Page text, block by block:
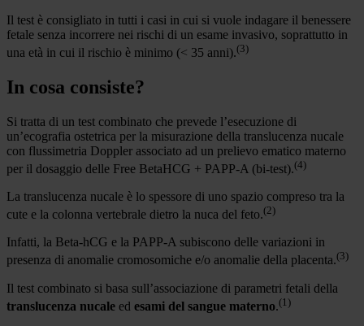
Il test è consigliato in tutti i casi in cui si vuole indagare il benessere
fetale senza incorrere nei rischi di un esame invasivo, soprattutto in
una età in cui il rischio è minimo (< 35 anni).(3)
In cosa consiste?
Si tratta di un test combinato che prevede l’esecuzione di
un’ecografia ostetrica per la misurazione della translucenza nucale
con flussimetria Doppler associato ad un prelievo ematico materno
per il dosaggio delle Free BetaHCG + PAPP-A (bi-test).(4)
La translucenza nucale è lo spessore di uno spazio compreso tra la
cute e la colonna vertebrale dietro la nuca del feto.(2)
Infatti, la Beta-hCG e la PAPP-A subiscono delle variazioni in
presenza di anomalie cromosomiche e/o anomalie della placenta.(3)
Il test combinato si basa sull’associazione di parametri fetali della
translucenza nucale ed esami del sangue materno.(1)